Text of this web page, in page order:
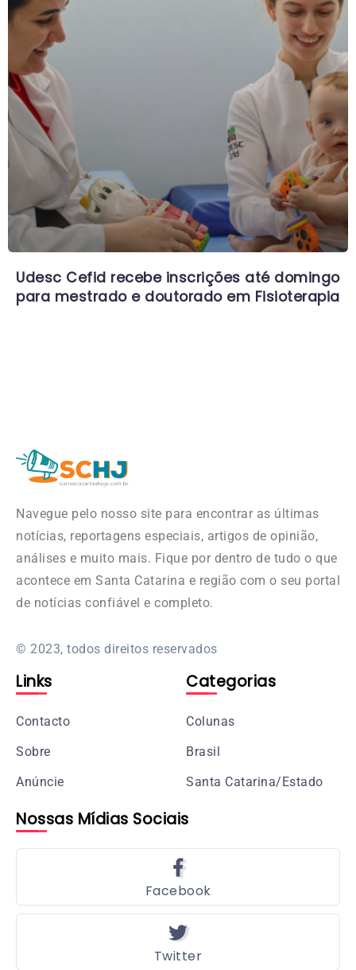
Udesc Cefid recebe inscrições até domingo
para mestrado e doutorado em Fisioterapia
Navegue pelo nosso site para encontrar as últimas
notícias, reportagens especiais, artigos de opinião,
análises e muito mais. Fique por dentro de tudo o que
acontece em Santa Catarina e região com o seu portal
de notícias confiável e completo.
© 2023, todos direitos reservados
Links
Contacto
Sobre
Anúncie
Categorias
Colunas
Brasil
Santa Catarina/Estado
Nossas Mídias Sociais
Facebook
Twitter